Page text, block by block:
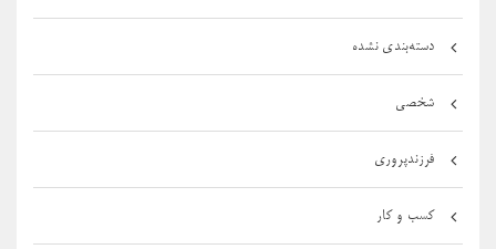
دسته‌بندی نشده
شخصی
فرزندپروری
کسب و کار